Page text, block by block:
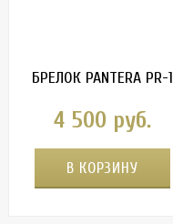
БРЕЛОК PANTERA PR-1
4 500 руб.
В КОРЗИНУ